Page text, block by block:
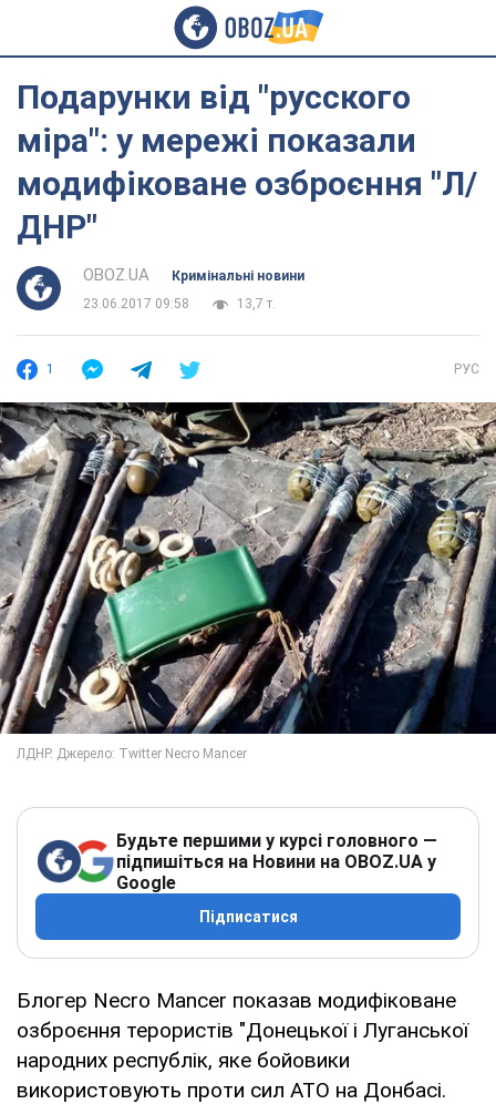
Подарунки від "русского
міра": у мережі показали
модифіковане озброєння "Л/
ДНР"
OBOZ.UA
Кримінальні новини
23.06.2017 09:58
13,7 т.
1 РУС
Будьте першими у курсі головного —
підпишіться на Новини на OBOZ.UA у
Google
Підписатися
Блогер Necro Mancer показав модифіковане
озброєння терористів "Донецької і Луганської
народних республік, яке бойовики
використовують проти сил АТО на Донбасі.